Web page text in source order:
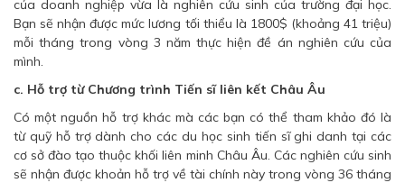
của doanh nghiệp vừa là nghiên cứu sinh của trường đại học.
Bạn sẽ nhận được mức lương tối thiểu là 1800$ (khoảng 41 triệu)
mỗi tháng trong vòng 3 năm thực hiện đề án nghiên cứu của
mình.
c. Hỗ trợ từ Chương trình Tiến sĩ liên kết Châu Âu
Có một nguồn hỗ trợ khác mà các bạn có thể tham khảo đó là
từ quỹ hỗ trợ dành cho các du học sinh tiến sĩ ghi danh tại các
cơ sở đào tạo thuộc khối liên minh Châu Âu. Các nghiên cứu sinh
sẽ nhận được khoản hỗ trợ về tài chính này trong vòng 36 tháng